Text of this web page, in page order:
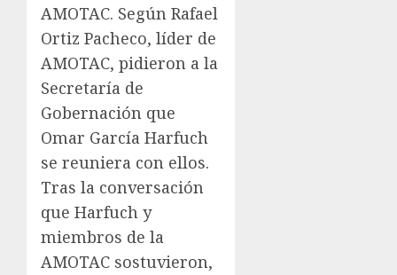
AMOTAC. Según Rafael
Ortiz Pacheco, líder de
AMOTAC, pidieron a la
Secretaría de
Gobernación que
Omar García Harfuch
se reuniera con ellos.
Tras la conversación
que Harfuch y
miembros de la
AMOTAC sostuvieron,